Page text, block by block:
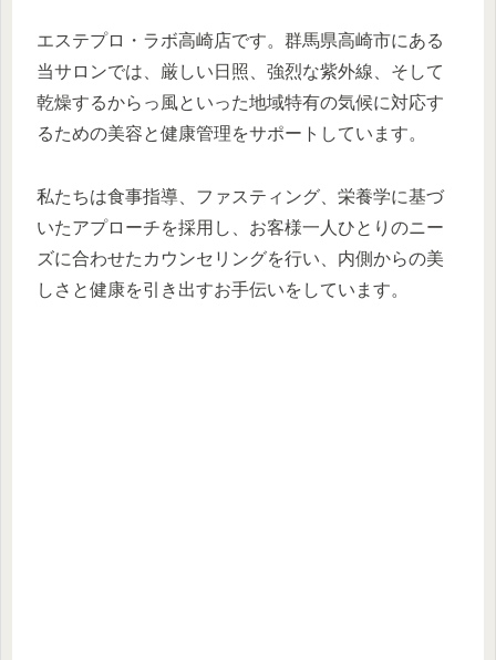
エステプロ・ラボ高崎店です。群馬県高崎市にある
当サロンでは、厳しい日照、強烈な紫外線、そして
乾燥するからっ風といった地域特有の気候に対応す
るための美容と健康管理をサポートしています。
私たちは食事指導、ファスティング、栄養学に基づ
いたアプローチを採用し、お客様一人ひとりのニー
ズに合わせたカウンセリングを行い、内側からの美
しさと健康を引き出すお手伝いをしています。